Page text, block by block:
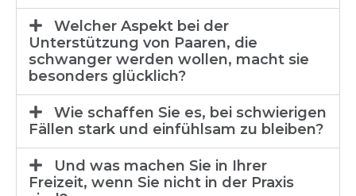
Welcher Aspekt bei der
Unterstützung von Paaren, die
schwanger werden wollen, macht sie
besonders glücklich?
Wie schaffen Sie es, bei schwierigen
Fällen stark und einfühlsam zu bleiben?
Und was machen Sie in Ihrer
Freizeit, wenn Sie nicht in der Praxis